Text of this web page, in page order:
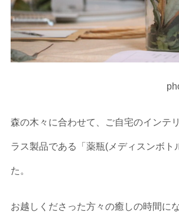
森の木々に合わせて、ご自宅のインテ
ラス製品である「薬瓶(メディスンボト
た。
お越しくださった方々の癒しの時間に